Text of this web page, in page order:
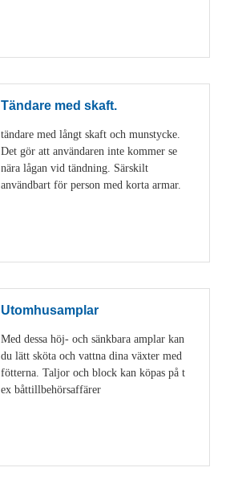
Tändare med skaft.
tändare med långt skaft och munstycke.
Det gör att användaren inte kommer se
nära lågan vid tändning. Särskilt
användbart för person med korta armar.
Utomhusamplar
Med dessa höj- och sänkbara amplar kan
du lätt sköta och vattna dina växter med
fötterna. Taljor och block kan köpas på t
ex båttillbehörsaffärer